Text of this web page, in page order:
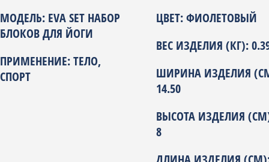
МОДЕЛЬ: EVA SET НАБОР
БЛОКОВ ДЛЯ ЙОГИ
ПРИМЕНЕНИЕ: ТЕЛО,
СПОРТ
ЦВЕТ: ФИОЛЕТОВЫЙ
ВЕС ИЗДЕЛИЯ (КГ):
ШИРИНА ИЗДЕЛИЯ
14.50
ВЫСОТА ИЗДЕЛИЯ
8